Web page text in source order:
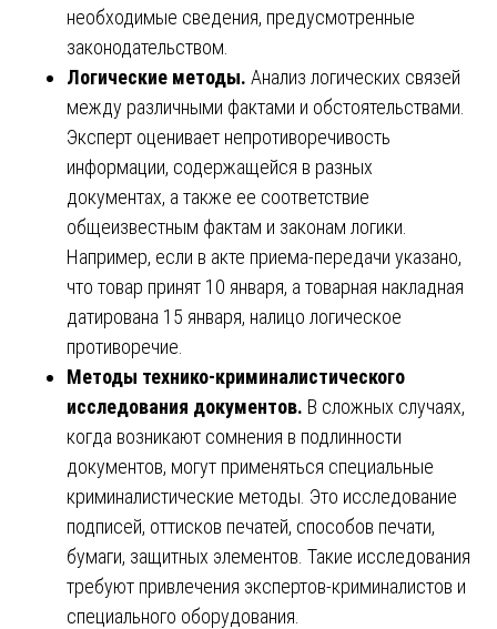
необходимые сведения, предусмотренные
законодательством.
Логические методы. Анализ логических связей
между различными фактами и обстоятельствами.
Эксперт оценивает непротиворечивость
информации, содержащейся в разных
документах, а также ее соответствие
общеизвестным фактам и законам логики.
Например, если в акте приема-передачи указано,
что товар принят 10 января, а товарная накладная
датирована 15 января, налицо логическое
противоречие.
Методы технико-криминалистического
исследования документов. В сложных случаях,
когда возникают сомнения в подлинности
документов, могут применяться специальные
криминалистические методы. Это исследование
подписей, оттисков печатей, способов печати,
бумаги, защитных элементов. Такие исследования
требуют привлечения экспертов-криминалистов и
специального оборудования.